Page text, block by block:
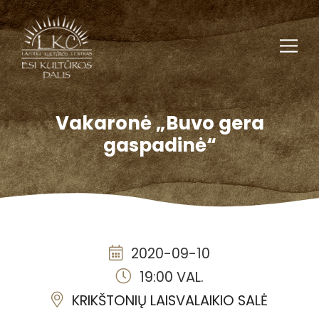
Vakaronė „Buvo gera
gaspadinė“
2020-09-10
19:00 VAL.
KRIKŠTONIŲ LAISVALAIKIO SALĖ